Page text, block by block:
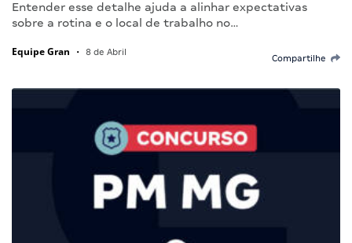
Entender esse detalhe ajuda a alinhar expectativas
sobre a rotina e o local de trabalho no…
Equipe Gran • 8 de Abril
Compartilhe